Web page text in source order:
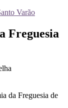
Freguesia
da Freguesia de